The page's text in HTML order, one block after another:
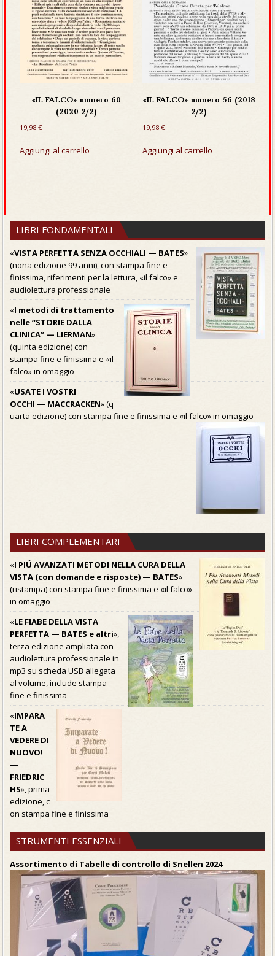
«IL FALCO» numero 60
(2020 2/2)
19,98€
Aggiungi al carrello
«IL FALCO» numero 56 (2018
2/2)
19,98 €
Aggiungi al carrello
LIBRI FONDAMENTALI
«VISTA PERFETTA SENZA OCCHIALI — BATES»
(nona edizione 99 anni), con stampa fine e
finissima, riferimenti per la lettura, «il falco» e
audiolettura professionale
«I metodi di trattamento
nelle “STORIE DALLA
CLINICA” — LIERMAN»
(quinta edizione) con
stampa fine e finissima e «il
falco» in omaggio
«USATE I VOSTRI
OCCHI — MACCRACKEN» (q
uarta edizione) con stampa fine e finissima e «il falco» in omaggio
LIBRI COMPLEMENTARI
«I PIÚ AVANZATI METODI NELLA CURA DELLA
VISTA (con domande e risposte) — BATES»
(ristampa) con stampa fine e finissima e «il falco»
in omaggio
«LE FIABE DELLA VISTA
PERFETTA — BATES e altri»,
terza edizione ampliata con
audiolettura professionale in
mp3 su scheda USB allegata
al volume, include stampa
fine e finissima
«IMPARA
TE A
VEDERE DI
NUOVO!
—
FRIEDRIC
HS», prima
edizione, c
on stampa fine e finissima
STRUMENTI ESSENZIALI
Assortimento di Tabelle di controllo di Snellen 2024